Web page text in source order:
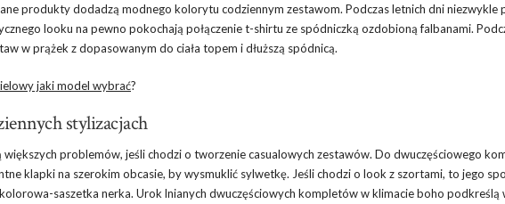
produkty dodadzą modnego kolorytu codziennym zestawom. Podczas letnich dni niezwykle
looku na pewno pokochają połączenie t-shirtu ze spódniczką ozdobioną falbanami.
w prążek z dopasowanym do ciała topem i dłuższą spódnicą.
jaki model wybrać?
stylizacjach
problemów, jeśli chodzi o tworzenie casualowych zestawów. Do dwuczęściowego
klapki na szerokim obcasie, by wysmuklić sylwetkę. Jeśli chodzi o look z szortami, to jego
saszetka nerka. Urok lnianych dwuczęściowych kompletów w klimacie boho podkreślą